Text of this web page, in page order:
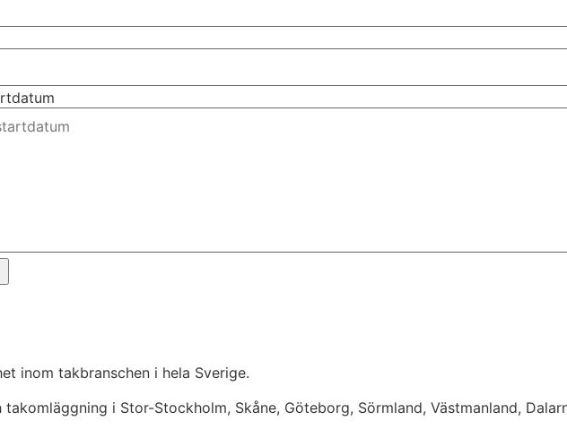
inom takbranschen i hela Sverige.
i Stor-Stockholm, Skåne, Göteborg, Sörmland, Västmanland,